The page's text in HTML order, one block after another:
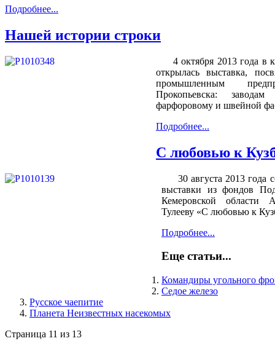
Подробнее...
Нашей истории строки
4 октября 2013 года в
открылась выставка,
промышленным
Прокопьевска: заводам
фарфоровому и швейной
Подробнее...
С любовью к
30 августа 2013 года
выставки из фондов
Кемеровской области
Тулееву «С любовью к
Подробнее...
Еще статьи...
Командиры угольного
Седое железо
Русское чаепитие
Планета Неизвестных насекомых
Страница 11 из 13